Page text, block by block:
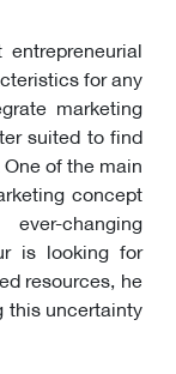
for any
marketing
suited to find
of the main
concept
changing
is looking for
resources, he
this uncertainty